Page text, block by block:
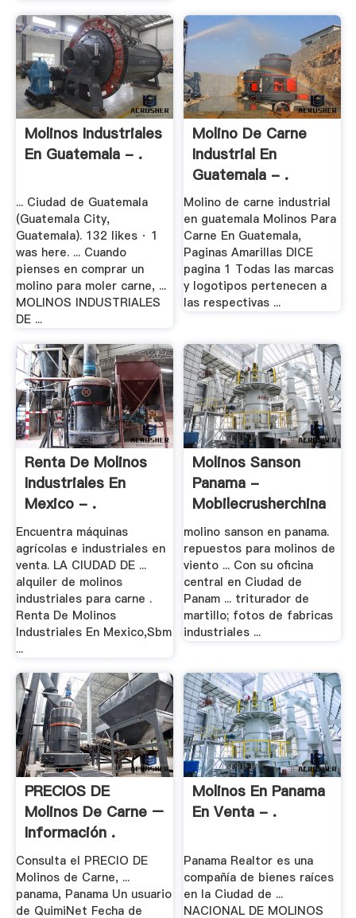
Molinos Industriales
En Guatemala - .
... Ciudad de Guatemala
(Guatemala City,
Guatemala). 132 likes · 1
was here. ... Cuando
pienses en comprar un
molino para moler carne, ...
MOLINOS INDUSTRIALES
DE ...
Molino De Carne
Industrial En
Guatemala - .
Molino de carne industrial
en guatemala Molinos Para
Carne En Guatemala,
Paginas Amarillas DICE
pagina 1 Todas las marcas
y logotipos pertenecen a
las respectivas ...
Renta De Molinos
Industriales En
Mexico - .
Encuentra máquinas
agrícolas e industriales en
venta. LA CIUDAD DE ...
alquiler de molinos
industriales para carne .
Renta De Molinos
Industriales En Mexico,Sbm
...
Molinos Sanson
Panama -
Mobilecrusherchina
molino sanson en panama.
repuestos para molinos de
viento ... Con su oficina
central en Ciudad de
Panam ... triturador de
martillo; fotos de fabricas
industriales ...
PRECIOS DE
Molinos De Carne –
Información .
Consulta el PRECIO DE
Molinos de Carne, ...
panama, Panama Un usuario
de QuimiNet Fecha de
Molinos En Panama
En Venta - .
Panama Realtor es una
compañía de bienes raíces
en la Ciudad de ...
NACIONAL DE MOLINOS